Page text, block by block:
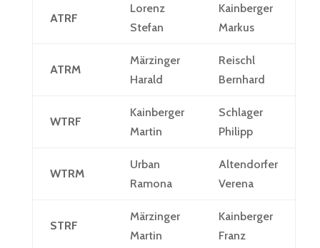
ATRF
Lorenz
Stefan
Kainberger
Markus
ATRM
Märzinger
Harald
Reischl
Bernhard
WTRF
Kainberger
Martin
Schlager
Philipp
WTRM
Urban
Ramona
Altendorfer
Verena
STRF
Märzinger
Martin
Kainberger
Franz